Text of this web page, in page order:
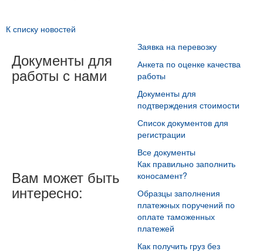
К списку новостей
Документы для
работы с нами
Заявка на перевозку
Анкета по оценке качества
работы
Документы для
подтверждения стоимости
Список документов для
регистрации
Все документы
Вам может быть
интересно:
Как правильно заполнить
коносамент?
Образцы заполнения
платежных поручений по
оплате таможенных
платежей
Как получить груз без